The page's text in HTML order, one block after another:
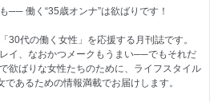
｣ってこういうこと！
｣？ 35歳の「表」名品VS「裏」名品
がキレイ！ PART 1 35歳、美しい髪のトリセ
大人だって“ジューシーメーク”
── 働く“35歳オンナ”は欲ばりです！
30代の働く女性」を応援する月刊誌です。
イ、なおかつメークもうまい──でもそれだ
欲ばりな女性たちのために、ライフスタイル
であるための情報満載でお届けします。